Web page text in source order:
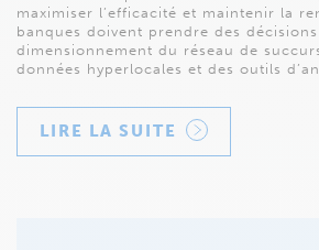
maximiser l’efficacité et maintenir la
banques doivent prendre des
dimensionnement du réseau de
données hyperlocales et des outils
LIRE LA SUITE